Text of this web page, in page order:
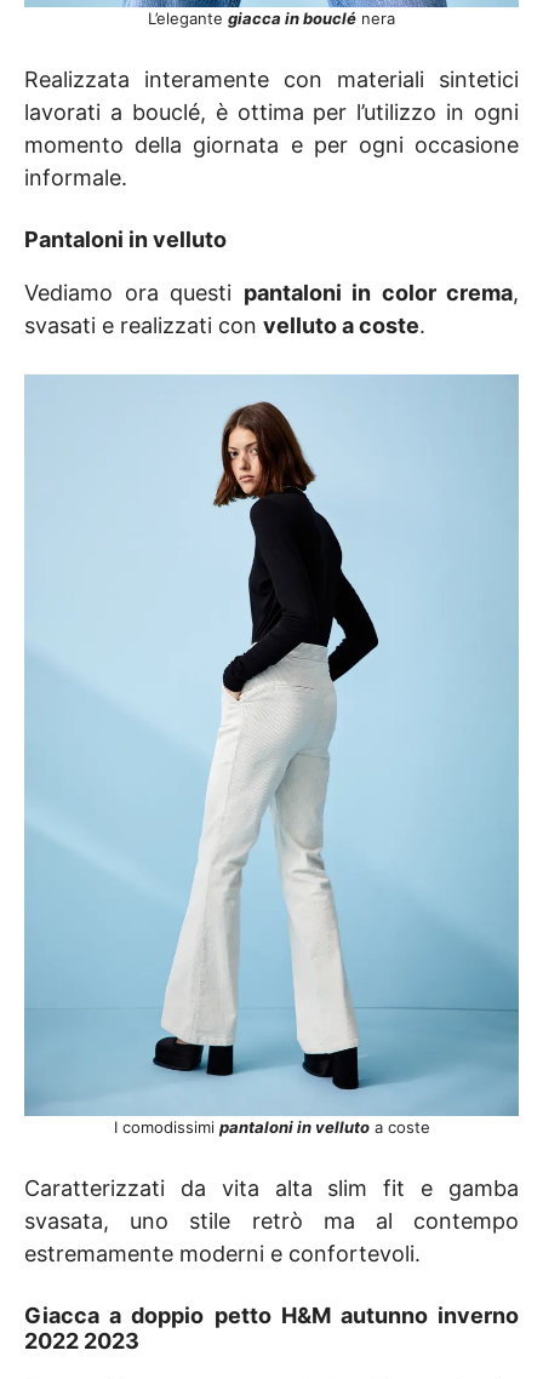
L’elegante giacca in bouclé nera
Realizzata interamente con materiali sintetici
lavorati a bouclé, è ottima per l’utilizzo in ogni
momento della giornata e per ogni occasione
informale.
Pantaloni in velluto
Vediamo ora questi pantaloni in color crema,
svasati e realizzati con velluto a coste.
I comodissimi pantaloni in vellutoa coste
Caratterizzati da vita alta slim fit e gamba
svasata, uno stile retrò ma al contempo
estremamente moderni e confortevoli.
Giacca a doppio petto H&M autunno inverno
2022 2023